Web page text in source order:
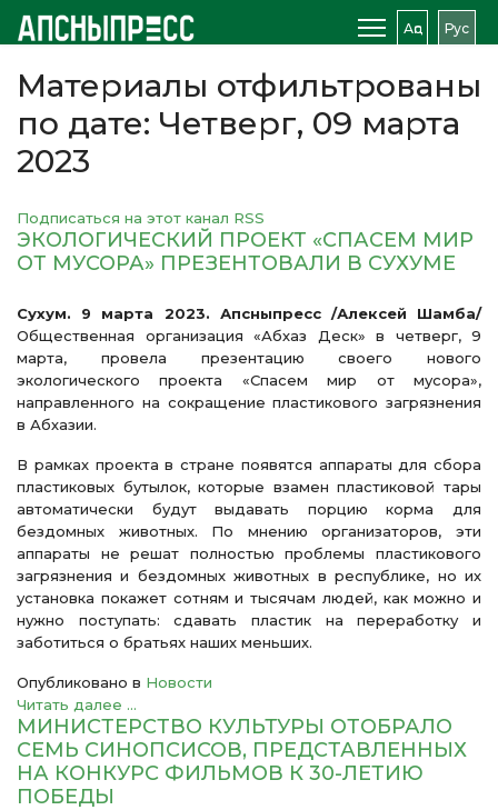
Аԥс Рус
Материалы отфильтрованы
по дате: Четверг, 09 марта
2023
Подписаться на этот канал RSS
ЭКОЛОГИЧЕСКИЙ ПРОЕКТ «СПАСЕМ МИР
ОТ МУСОРА» ПРЕЗЕНТОВАЛИ В СУХУМЕ
Сухум. 9 марта 2023. Апсныпресс /Алексей Шамба/
Общественная организация «Абхаз Деск» в четверг, 9
марта, провела презентацию своего нового
экологического проекта «Спасем мир от мусора»,
направленного на сокращение пластикового загрязнения
в Абхазии.
В рамках проекта в стране появятся аппараты для сбора
пластиковых бутылок, которые взамен пластиковой тары
автоматически будут выдавать порцию корма для
бездомных животных. По мнению организаторов, эти
аппараты не решат полностью проблемы пластикового
загрязнения и бездомных животных в республике, но их
установка покажет сотням и тысячам людей, как можно и
нужно поступать: сдавать пластик на переработку и
заботиться о братьях наших меньших.
Опубликовано в Новости
Читать далее ...
МИНИСТЕРСТВО КУЛЬТУРЫ ОТОБРАЛО
СЕМЬ СИНОПСИСОВ, ПРЕДСТАВЛЕННЫХ
НА КОНКУРС ФИЛЬМОВ К 30-ЛЕТИЮ
ПОБЕДЫ